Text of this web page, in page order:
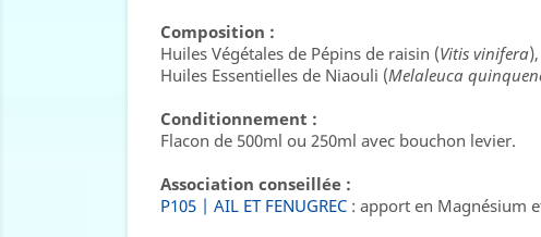
Composition :
Huiles Végétales de Pépins de raisin (Vitis vinifera
Huiles Essentielles de Niaouli (Melaleuca
Conditionnement :
Flacon de 500ml ou 250ml avec bouchon levier.
Association conseillée :
P105 | AIL ET FENUGREC : apport en Magnésium